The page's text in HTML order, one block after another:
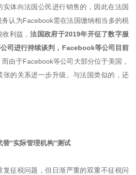
体向法国公民进行销售的，因此在法国
认为Facebook需在法国缴纳相当多的税
收利益，法国政府于2019年开征了数字服
司进行持续谈判，Facebook等公司目前
而由于Facebook等公司大部分位于美国，
张的关系进一步升级。与法国类似的，还
“实际管理机构”测试
复征税问题，但日渐严重的双重不征税问